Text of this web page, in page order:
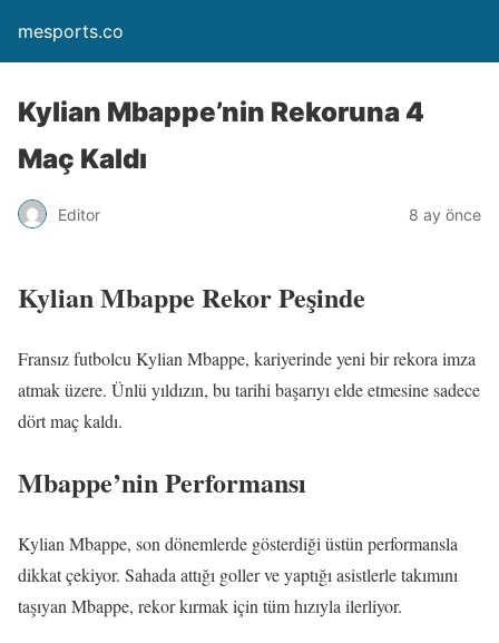
mesports.co
Kylian Mbappe’nin Rekoruna 4
Maç Kaldı
Editor 8 ay önce
Kylian Mbappe Rekor Peşinde
Fransız futbolcu Kylian Mbappe, kariyerinde yeni bir rekora imza
atmak üzere. Ünlü yıldızın, bu tarihi başarıyı elde etmesine sadece
dört maç kaldı.
Mbappe’nin Performansı
Kylian Mbappe, son dönemlerde gösterdiği üstün performansla
dikkat çekiyor. Sahada attığı goller ve yaptığı asistlerle takımını
taşıyan Mbappe, rekor kırmak için tüm hızıyla ilerliyor.